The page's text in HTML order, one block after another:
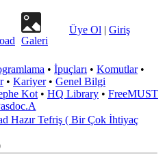
Üye Ol | Giriş
Galeri
• İpuçları • Komutlar•
• Kariyer• Genel Bilgi
Kot • HQ Library • FreeMUST
Hazır Tefriş ( Bir Çok İhtiyaç